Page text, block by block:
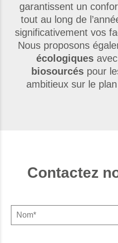
garantissent un
tout au long de
significativement vos
Nous proposons
écologiques
biosourcés pour
ambitieux sur le
Contactez